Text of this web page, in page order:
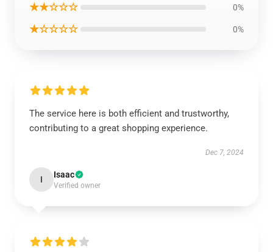
★★☆☆☆ 0%
★☆☆☆☆ 0%
The service here is both efficient and trustworthy,
contributing to a great shopping experience.
Dec 7, 2024
I Isaac
Verified owner